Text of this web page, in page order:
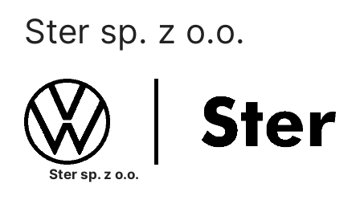
Ster sp. z o.o.
Ster sp. z o.o.